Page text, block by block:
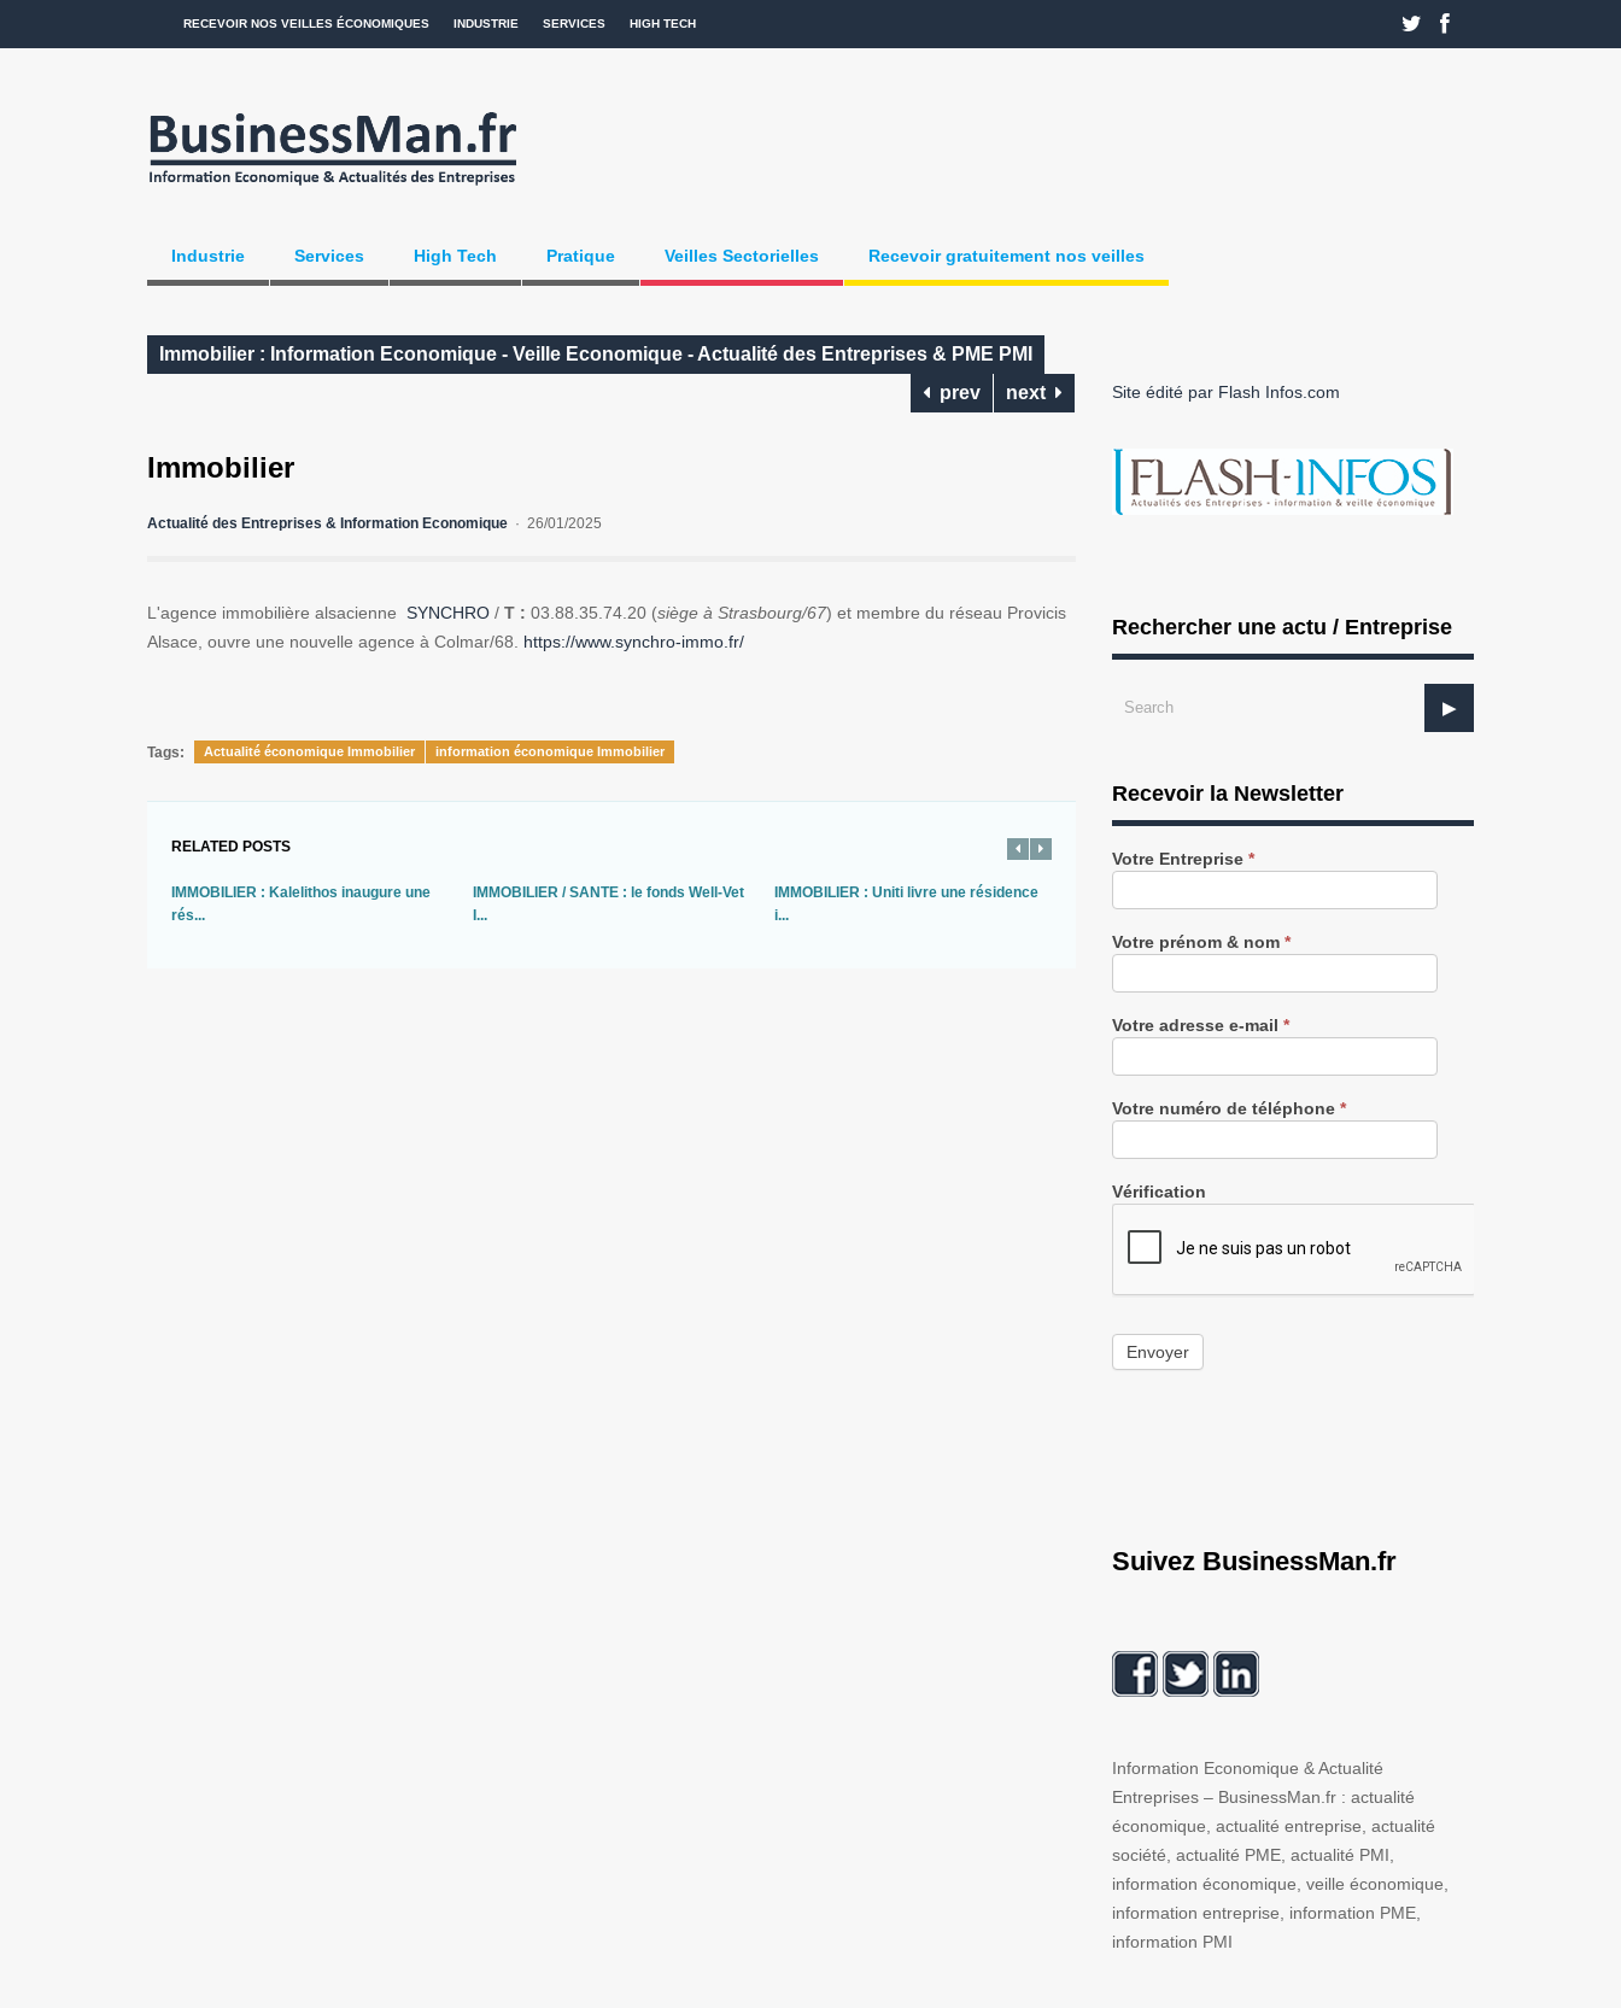
RECEVOIR NOS VEILLES ÉCONOMIQUES INDUSTRIE SERVICES HIGH TECH
Industrie Services High Tech Pratique Veilles Sectorielles Recevoir gratuitement nos veilles
Immobilier : Information Economique - Veille Economique - Actualité des Entreprises & PME PMI
prev
next
Immobilier
Actualité des Entreprises & Information Economique 26/01/2025
L'agence immobilière alsacienne SYNCHRO / T : 03.88.35.74.20 (siège à Strasbourg/67) et membre du réseau Provicis
Alsace, ouvre une nouvelle agence à Colmar/68. https://www.synchro-immo.fr/
Tags: Actualité économique Immobilier information économique Immobilier
RELATED POSTS
IMMOBILIER : Kalelithos inaugure une
rés...
IMMOBILIER / SANTE : le fonds Well-Vet
I...
IMMOBILIER : Uniti livre une résidence
i...
Site édité par Flash Infos.com
Rechercher une actu / Entreprise
Recevoir la Newsletter
Recevez
notre
gratuitement
Votre Entreprise *
Votre prénom & nom *
Votre adresse e-mail *
Votre numéro de téléphone *
Vérification
Envoyer
Suivez BusinessMan.fr
Information Economique & Actualité
Entreprises – BusinessMan.fr : actualité
économique, actualité entreprise, actualité
société, actualité PME, actualité PMI,
information économique, veille économique,
information entreprise, information PME,
information PMI